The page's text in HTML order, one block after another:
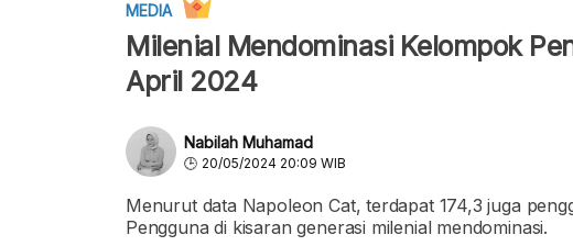
MEDIA
Milenial Mendominasi Kelompok
April 2024
Nabilah Muhamad
20/05/2024 20:09 WIB
Menurut data Napoleon Cat, terdapat 174,3 juga
Pengguna di kisaran generasi milenial mendominasi.